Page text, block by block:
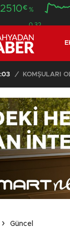
€ %
0.32
/
Güncel